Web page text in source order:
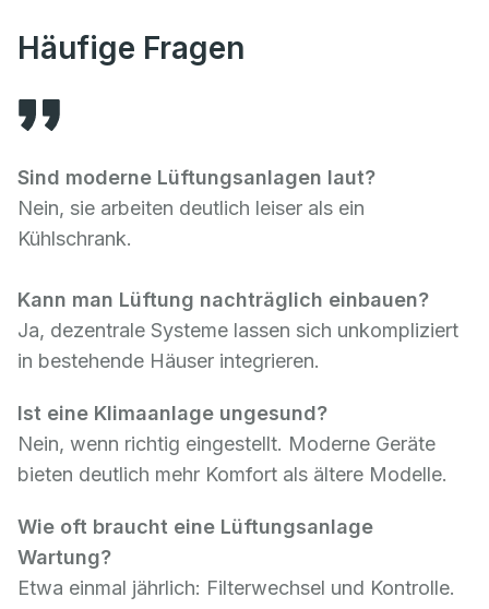
Häufige Fragen
Sind moderne Lüftungsanlagen laut?
Nein, sie arbeiten deutlich leiser als ein
Kühlschrank.
Kann man Lüftung nachträglich einbauen?
Ja, dezentrale Systeme lassen sich unkompliziert
in bestehende Häuser integrieren.
Ist eine Klimaanlage ungesund?
Nein, wenn richtig eingestellt. Moderne Geräte
bieten deutlich mehr Komfort als ältere Modelle.
Wie oft braucht eine Lüftungsanlage
Wartung?
Etwa einmal jährlich: Filterwechsel und Kontrolle.